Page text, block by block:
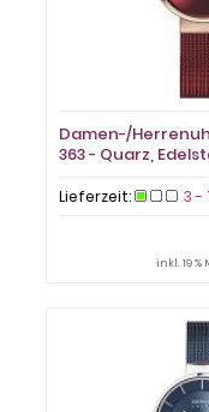
Damen-/Herrenuhr
363 - Quarz,
Lieferzeit: 3 -
inkl. 19 %